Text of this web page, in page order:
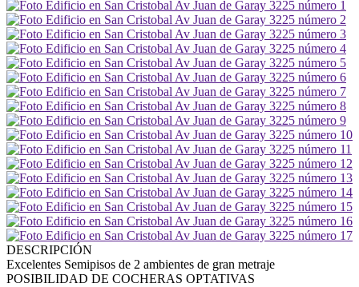
DESCRIPCIÓN
Excelentes Semipisos de 2 ambientes de gran metraje
POSIBILIDAD DE COCHERAS OPTATIVAS